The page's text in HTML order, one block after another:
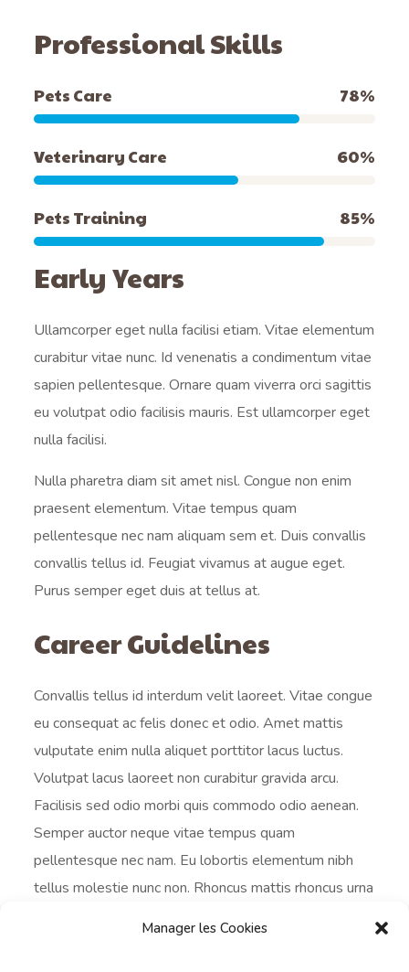
Manager les Cookies
Professional Skills
Pets Care 78%
Veterinary Care 60%
Pets Training 85%
Early Years
Ullamcorper eget nulla facilisi etiam. Vitae elementum
curabitur vitae nunc. Id venenatis a condimentum vitae
sapien pellentesque. Ornare quam viverra orci sagittis
eu volutpat odio facilisis mauris. Est ullamcorper eget
nulla facilisi.
Nulla pharetra diam sit amet nisl. Congue non enim
praesent elementum. Vitae tempus quam
pellentesque nec nam aliquam sem et. Duis convallis
convallis tellus id. Feugiat vivamus at augue eget.
Purus semper eget duis at tellus at.
Career Guidelines
Convallis tellus id interdum velit laoreet. Vitae congue
eu consequat ac felis donec et odio. Amet mattis
vulputate enim nulla aliquet porttitor lacus luctus.
Volutpat lacus laoreet non curabitur gravida arcu.
Facilisis sed odio morbi quis commodo odio aenean.
Semper auctor neque vitae tempus quam
pellentesque nec nam. Eu lobortis elementum nibh
tellus molestie nunc non. Rhoncus mattis rhoncus urna